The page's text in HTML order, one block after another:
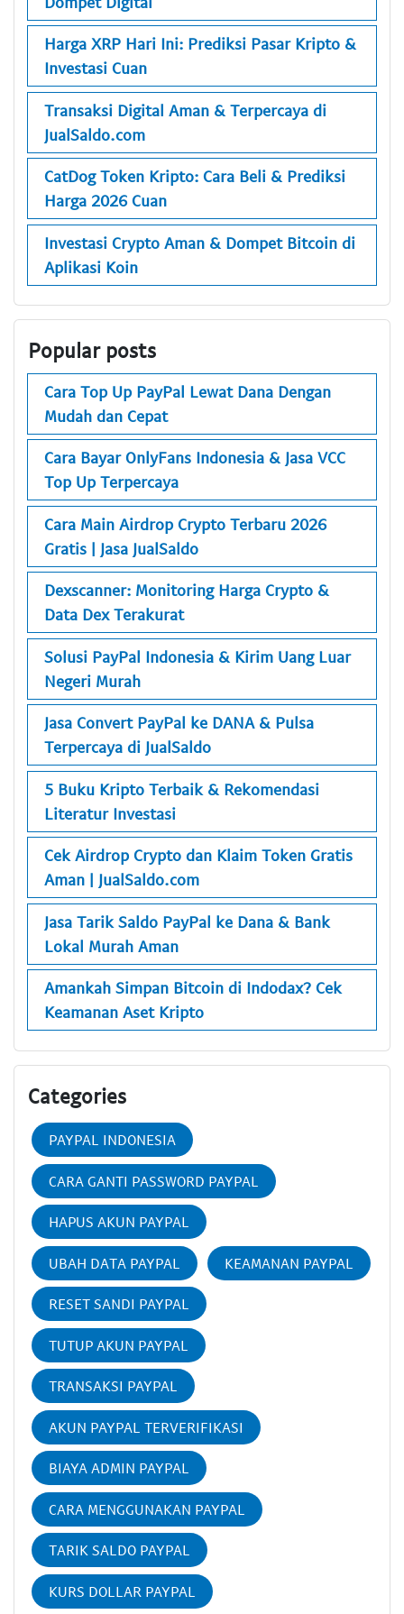
Harga XRP Hari Ini: Prediksi Pasar Kripto &
Investasi Cuan
Transaksi Digital Aman & Terpercaya di
JualSaldo.com
CatDog Token Kripto: Cara Beli & Prediksi
Harga 2026 Cuan
Investasi Crypto Aman & Dompet Bitcoin di
Aplikasi Koin
Popular posts
Cara Top Up PayPal Lewat Dana Dengan
Mudah dan Cepat
Cara Bayar OnlyFans Indonesia & Jasa VCC
Top Up Terpercaya
Cara Main Airdrop Crypto Terbaru 2026
Gratis | Jasa JualSaldo
Dexscanner: Monitoring Harga Crypto &
Data Dex Terakurat
Solusi PayPal Indonesia & Kirim Uang Luar
Negeri Murah
Jasa Convert PayPal ke DANA & Pulsa
Terpercaya di JualSaldo
5 Buku Kripto Terbaik & Rekomendasi
Literatur Investasi
Cek Airdrop Crypto dan Klaim Token Gratis
Aman | JualSaldo.com
Jasa Tarik Saldo PayPal ke Dana & Bank
Lokal Murah Aman
Amankah Simpan Bitcoin di Indodax? Cek
Keamanan Aset Kripto
Categories
PAYPAL INDONESIA
CARA GANTI PASSWORD PAYPAL
HAPUS AKUN PAYPAL
UBAH DATA PAYPAL KEAMANAN PAYPAL
RESET SANDI PAYPAL
TUTUP AKUN PAYPAL
TRANSAKSI PAYPAL
AKUN PAYPAL TERVERIFIKASI
BIAYA ADMIN PAYPAL
CARA MENGGUNAKAN PAYPAL
TARIK SALDO PAYPAL
KURS DOLLAR PAYPAL